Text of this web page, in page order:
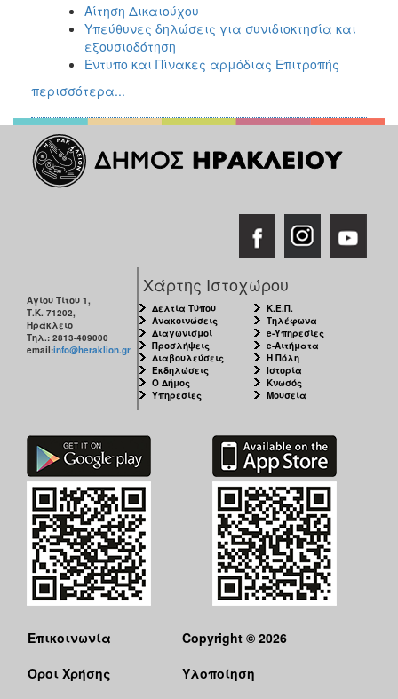
Αίτηση Δικαιούχου
Υπεύθυνες δηλώσεις για συνιδιοκτησία και
εξουσιοδότηση
Έντυπο και Πίνακες αρμόδιας Επιτροπής
περισσότερα...
Αγίου Τίτου 1,
Τ.Κ. 71202,
Ηράκλειο
Τηλ.: 2813-409000
email:info@heraklion.gr
Χάρτης Ιστοχώρου
Δελτία Τύπου
Ανακοινώσεις
Διαγωνισμοί
Προσλήψεις
Διαβουλεύσεις
Εκδηλώσεις
Ο Δήμος
Υπηρεσίες
Κ.Ε.Π.
Τηλέφωνα
e-Υπηρεσίες
e-Αιτήματα
Η Πόλη
Ιστορία
Κνωσός
Μουσεία
Επικοινωνία
Όροι Χρήσης
Copyright © 2026
Υλοποίηση